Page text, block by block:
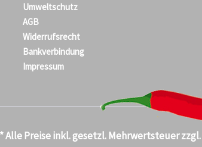
Umweltschutz
AGB
Widerrufsrecht
Bankverbindung
Impressum
* Alle Preise inkl. gesetzl. Mehrwertsteuer zzgl.